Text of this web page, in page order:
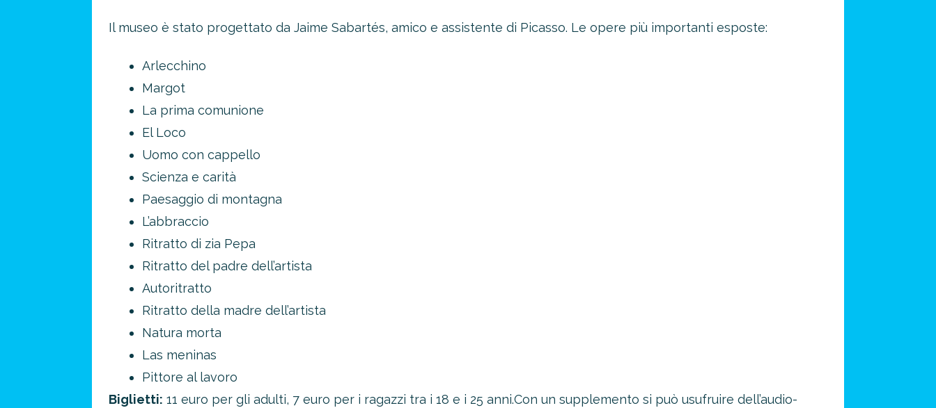
Il museo è stato progettato da Jaime Sabartés, amico e assistente di Picasso. Le opere più importanti esposte:
Arlecchino
Margot
La prima comunione
El Loco
Uomo con cappello
Scienza e carità
Paesaggio di montagna
L’abbraccio
Ritratto di zia Pepa
Ritratto del padre dell’artista
Autoritratto
Ritratto della madre dell’artista
Natura morta
Las meninas
Pittore al lavoro
Biglietti: 11 euro per gli adulti, 7 euro per i ragazzi tra i 18 e i 25 anni.Con un supplemento si può usufruire dell’audio-
Risparmia oltre il 21%!
ATTIVA OFFERTA